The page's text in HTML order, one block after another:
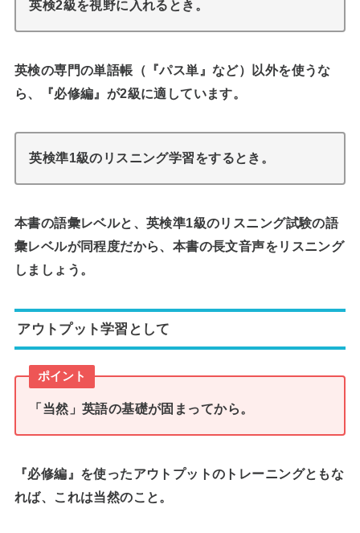
英検2級を視野に入れるとき。
英検の専門の単語帳（『パス単』など）以外を使うな
ら、『必修編』が2級に適しています。
英検準1級のリスニング学習をするとき。
本書の語彙レベルと、英検準1級のリスニング試験の語
彙レベルが同程度だから、本書の長文音声をリスニング
しましょう。
アウトプット学習として
ポイント
「当然」英語の基礎が固まってから。
『必修編』を使ったアウトプットのトレーニングともな
れば、これは当然のこと。